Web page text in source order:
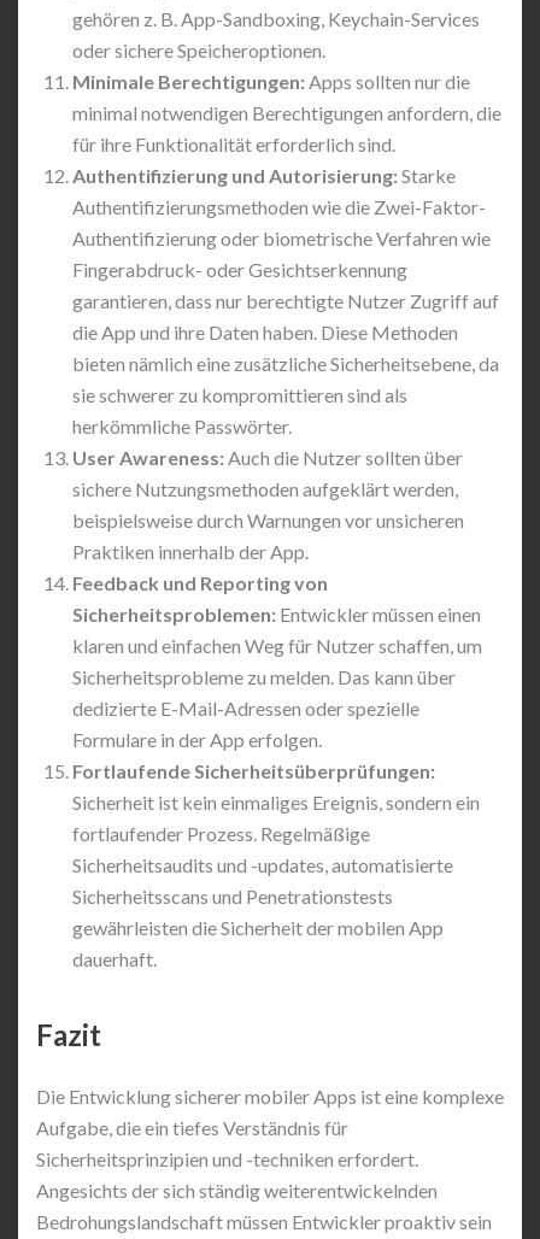
gehören z. B. App-Sandboxing, Keychain-Services
oder sichere Speicheroptionen.
Minimale Berechtigungen: Apps sollten nur die
minimal notwendigen Berechtigungen anfordern, die
für ihre Funktionalität erforderlich sind.
Authentifizierung und Autorisierung: Starke
Authentifizierungsmethoden wie die Zwei-Faktor-
Authentifizierung oder biometrische Verfahren wie
Fingerabdruck- oder Gesichtserkennung
garantieren, dass nur berechtigte Nutzer Zugriff auf
die App und ihre Daten haben. Diese Methoden
bieten nämlich eine zusätzliche Sicherheitsebene, da
sie schwerer zu kompromittieren sind als
herkömmliche Passwörter.
User Awareness: Auch die Nutzer sollten über
sichere Nutzungsmethoden aufgeklärt werden,
beispielsweise durch Warnungen vor unsicheren
Praktiken innerhalb der App.
Feedback und Reporting von
Sicherheitsproblemen: Entwickler müssen einen
klaren und einfachen Weg für Nutzer schaffen, um
Sicherheitsprobleme zu melden. Das kann über
dedizierte E-Mail-Adressen oder spezielle
Formulare in der App erfolgen.
Fortlaufende Sicherheitsüberprüfungen:
Sicherheit ist kein einmaliges Ereignis, sondern ein
fortlaufender Prozess. Regelmäßige
Sicherheitsaudits und -updates, automatisierte
Sicherheitsscans und Penetrationstests
gewährleisten die Sicherheit der mobilen App
dauerhaft.
Fazit
Die Entwicklung sicherer mobiler Apps ist eine komplexe
Aufgabe, die ein tiefes Verständnis für
Sicherheitsprinzipien und -techniken erfordert.
Angesichts der sich ständig weiterentwickelnden
Bedrohungslandschaft müssen Entwickler proaktiv sein